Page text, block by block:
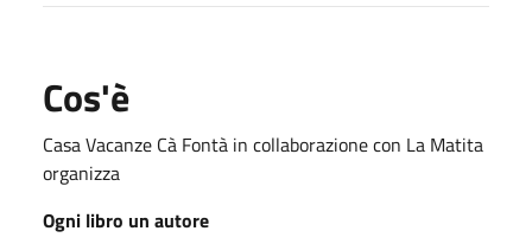
Cos'è
Casa Vacanze Cà Fontà in collaborazione con La Matita
organizza
Ogni libro un autore